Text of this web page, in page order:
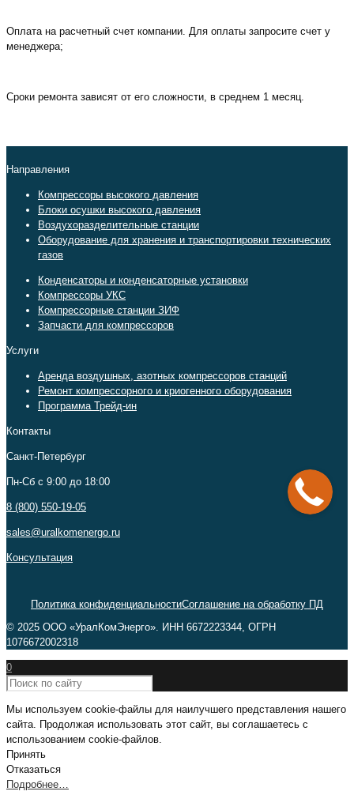
Оплата на расчетный счет компании. Для оплаты запросите счет у
менеджера;
Сроки ремонта зависят от его сложности, в среднем 1 месяц.
Направления
Компрессоры высокого давления
Блоки осушки высокого давления
Воздухоразделительные станции
Оборудование для хранения и транспортировки технических
газов
Конденсаторы и конденсаторные установки
Компрессоры УКС
Компрессорные станции ЗИФ
Запчасти для компрессоров
Услуги
Аренда воздушных, азотных компрессоров станций
Ремонт компрессорного и криогенного оборудования
Программа Трейд-ин
Контакты
Санкт-Петербург
Пн-Сб c 9:00 до 18:00
8 (800) 550-19-05
sales@uralkomenergo.ru
Консультация
Политика конфиденциальностиСоглашение на обработку ПД
© 2025 ООО «УралКомЭнерго». ИНН 6672223344, ОГРН
1076672002318
0
Мы используем cookie-файлы для наилучшего представления нашего
сайта. Продолжая использовать этот сайт, вы соглашаетесь с
использованием cookie-файлов.
Принять
Отказаться
Подробнее…